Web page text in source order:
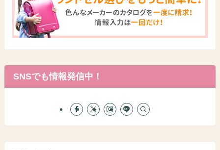
SNSでも情報発信中！